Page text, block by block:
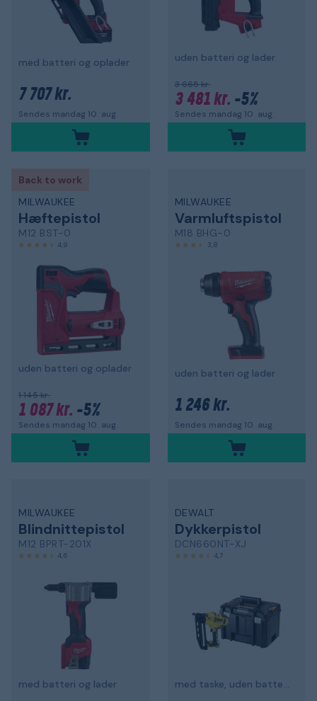
med batteri og oplader
7 707 kr.
Sendes mandag 10. aug.
uden batteri og lader
3 665 kr.
3 481 kr. -5%
Sendes mandag 10. aug.
Back to work
MILWAUKEE
Hæftepistol
M12 BST-0
4,9
uden batteri og oplader
1 145 kr.
1 087 kr. -5%
Sendes mandag 10. aug.
MILWAUKEE
Varmluftspistol
M18 BHG-0
3,8
uden batteri og lader
1 246 kr.
Sendes mandag 10. aug.
MILWAUKEE
Blindnittepistol
M12 BPRT-201X
4,6
med batteri og lader
DEWALT
Dykkerpistol
DCN660NT-XJ
4,7
med taske, uden batteri og oplader